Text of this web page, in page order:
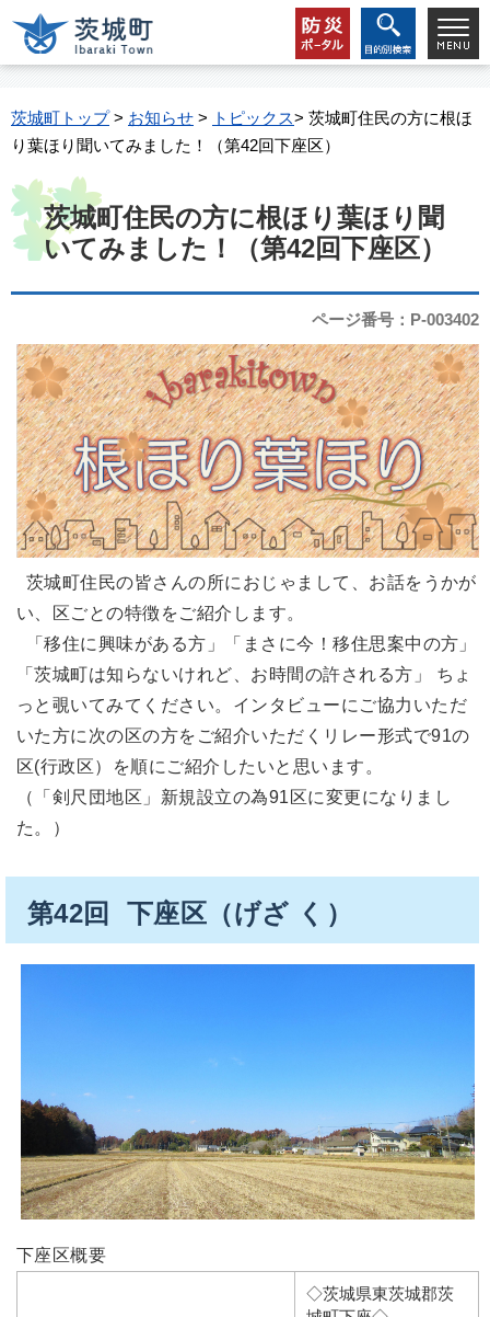
茨城町トップ> お知らせ > トピックス> 茨城町住民の方に根ほ
り葉ほり聞いてみました！（第42回下座区）
茨城町住民の方に根ほり葉ほり聞
いてみました！（第42回下座区）
ページ番号：P-003402
茨城町住民の皆さんの所におじゃまして、お話をうかが
い、区ごとの特徴をご紹介します。
「移住に興味がある方」「まさに今！移住思案中の方」
「茨城町は知らないけれど、お時間の許される方」 ちょ
っと覗いてみてください。インタビューにご協力いただ
いた方に次の区の方をご紹介いただくリレー形式で91の
区(行政区）を順にご紹介したいと思います。
（「剣尺団地区」新規設立の為91区に変更になりまし
た。）
第42回 下座区（げざ く）
下座区概要
◇茨城県東茨城郡茨